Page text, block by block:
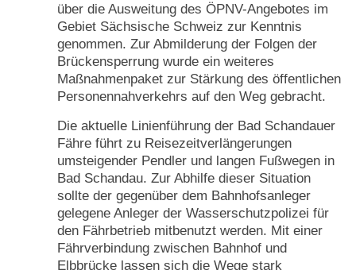
über die Ausweitung des ÖPNV-Angebotes im
Gebiet Sächsische Schweiz zur Kenntnis
genommen. Zur Abmilderung der Folgen der
Brückensperrung wurde ein weiteres
Maßnahmenpaket zur Stärkung des öffentlichen
Personennahverkehrs auf den Weg gebracht.
Die aktuelle Linienführung der Bad Schandauer
Fähre führt zu Reisezeitverlängerungen
umsteigender Pendler und langen Fußwegen in
Bad Schandau. Zur Abhilfe dieser Situation
sollte der gegenüber dem Bahnhofsanleger
gelegene Anleger der Wasserschutzpolizei für
den Fährbetrieb mitbenutzt werden. Mit einer
Fährverbindung zwischen Bahnhof und
Elbbrücke lassen sich die Wege stark